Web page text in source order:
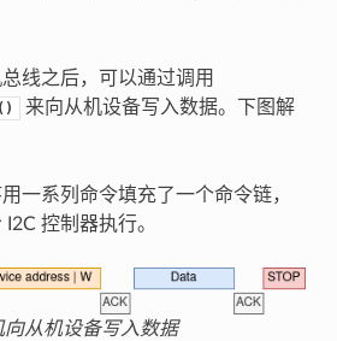
线之后，可以通过调用
来向从机设备写入数据。下图解
一系列命令填充了一个命令链，
控制器执行。
向从机设备写入数据